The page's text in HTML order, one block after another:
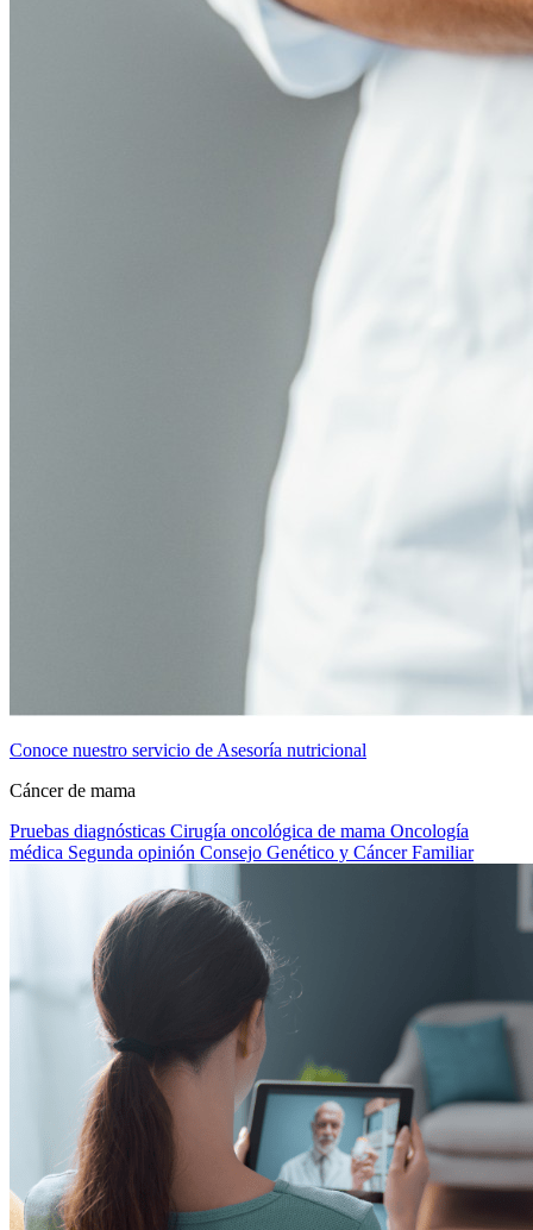
Conoce nuestro servicio de Asesoría nutricional
Cáncer de mama
Pruebas diagnósticas Cirugía oncológica de mama Oncología
médica Segunda opinión Consejo Genético y Cáncer Familiar